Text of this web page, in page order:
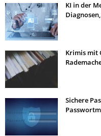
KI in der
Krimis mit
Sichere